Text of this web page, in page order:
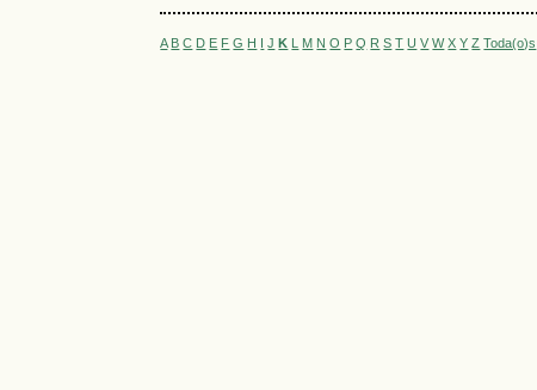
A B C D E F G H I J K L M N O P Q R S T U V W X Y Z Toda(o)s